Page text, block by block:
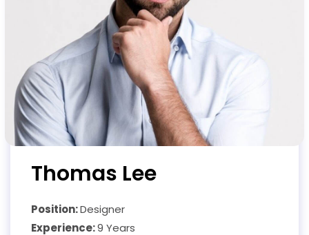
Thomas Lee
Position:Designer
Experience:9 Years